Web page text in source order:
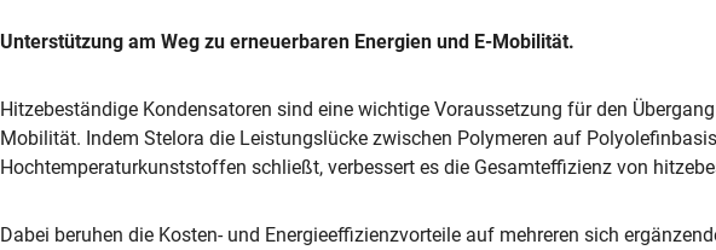
Unterstützung am Weg zu erneuerbaren Energien und E-Mobilität.
Hitzebeständige Kondensatoren sind eine wichtige Voraussetzung für den
Mobilität. Indem Stelora die Leistungslücke zwischen Polymeren auf
Hochtemperaturkunststoffen schließt, verbessert es die Gesamteffizienz von
Dabei beruhen die Kosten- und Energieeffizienzvorteile auf mehreren sich